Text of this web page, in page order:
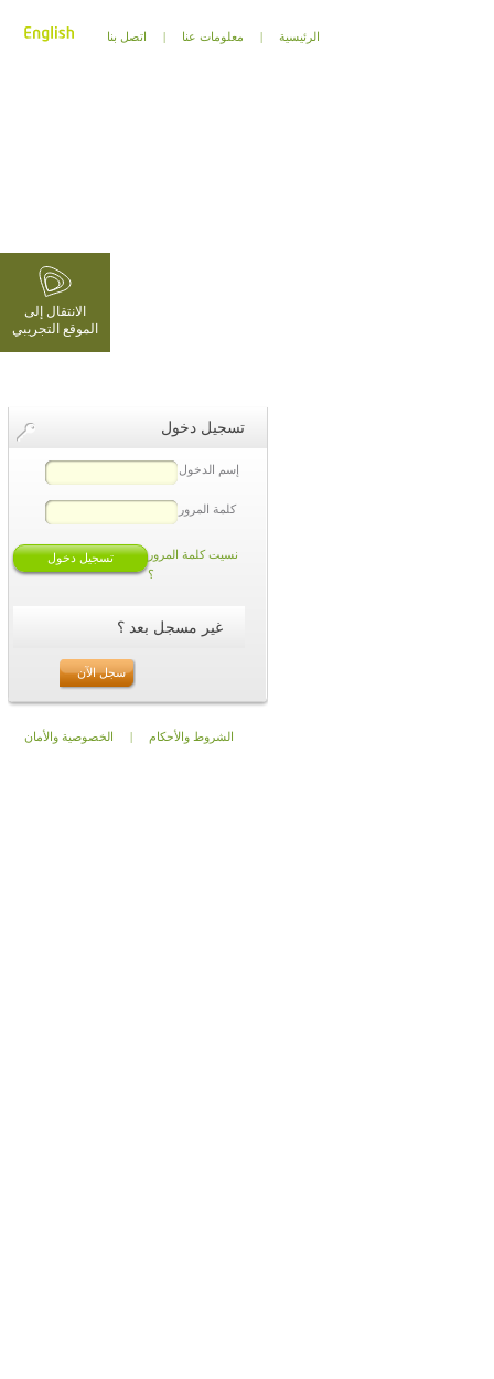
الرئيسية | معلومات عنا | اتصل بنا
الانتقال إلى
الموقع التجريبي
تسجيل دخول
إسم الدخول
كلمة المرور
نسيت كلمة المرور
؟
غير مسجل بعد ؟
سجل الآن
الشروط والأحكام | الخصوصية والأمان